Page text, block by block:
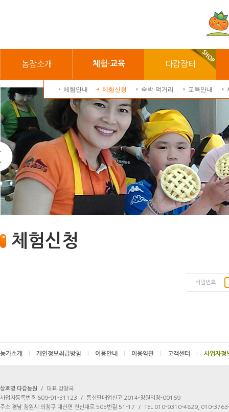
농장소개 체험·교육
체험안내 체험신청 숙박·먹거리 교육안내
다감장터
체험신청
비밀번호
농가소개 개인정보취급방침 이용안내 이용약관 고객센터
상호명 다감농원 /
대표 강창국
사업자등록번호 609-91-31123
/
통신판매업신고 2014-창원의창-00169
주소 경남 창원시 의창구 대산면 진산대로 505번길 51-17
/
TEL 010-9310-4829, 010-